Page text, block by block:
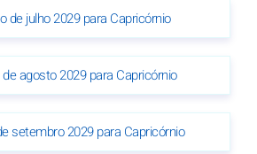
de julho 2029 para Capricórnio
agosto 2029 para Capricórnio
setembro 2029 para Capricórnio